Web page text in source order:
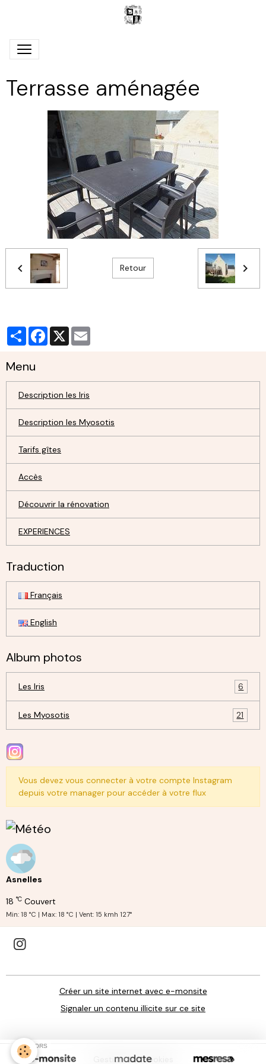
Terrasse aménagée
Retour
PartagerFacebook
X
Menu
Description les Iris
Description les Myosotis
Tarifs gîtes
Accès
Découvrir la rénovation
EXPERIENCES
Traduction
Français
English
Album photos
Les Iris 6
Les Myosotis 21
Vous devez vous connecter à votre compte Instagram
depuis votre manager pour accéder à votre flux
Asnelles
18 °C Couvert
Min: 18 °C | Max: 18 °C | Vent: 15 kmh 127°
Créer un site internet avec e-monsite
Signaler un contenu illicite sur ce site
Gestion des cookies
SPONSORS